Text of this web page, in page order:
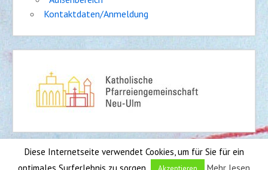
Kontaktdaten/Anmeldung
Diese Internetseite verwendet Cookies, um für Sie für ein